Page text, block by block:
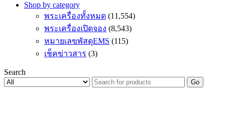
Shop by category
พระเครื่องทั้งหมด (11,554)
พระเครื่องเปิดจอง (8,543)
หมายเลขพัสดุEMS (115)
เช็คข่าวสาร (3)
Search
Go